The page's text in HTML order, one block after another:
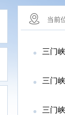
当前
三门
三门
三门